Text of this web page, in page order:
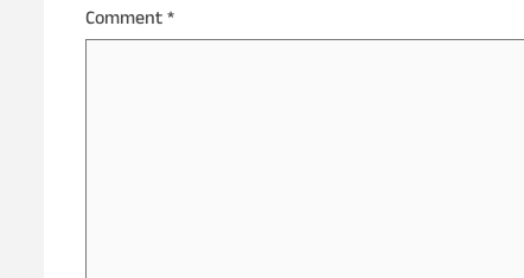
Comment*